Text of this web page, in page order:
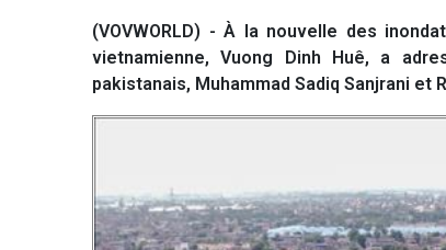
(VOVWORLD) - À la nouvelle des
vietnamienne, Vuong Dinh Huê, a
pakistanais, Muhammad Sadiq Sanjrani et